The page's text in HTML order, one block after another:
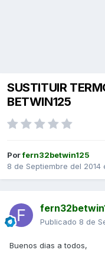
SUSTITUIR
BETWIN125
Porfern32betwin125
8 de Septiembre del 2014
Publicado 8 de
Buenos dias a todos,